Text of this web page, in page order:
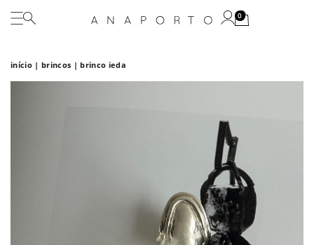
0
início| brincos | brinco ieda